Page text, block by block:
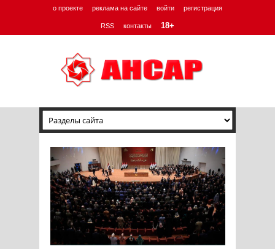
о проекте реклама на сайте войти регистрация
RSS контакты 18+